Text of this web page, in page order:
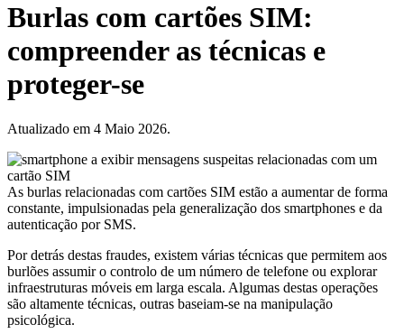
Burlas com cartões SIM:
compreender as técnicas e
proteger-se
Atualizado em 4 Maio 2026.
As burlas relacionadas com cartões SIM estão a aumentar de forma
constante, impulsionadas pela generalização dos smartphones e da
autenticação por SMS.
Por detrás destas fraudes, existem várias técnicas que permitem aos
burlões assumir o controlo de um número de telefone ou explorar
infraestruturas móveis em larga escala. Algumas destas operações
são altamente técnicas, outras baseiam-se na manipulação
psicológica.